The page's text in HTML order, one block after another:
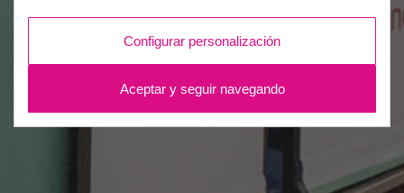
Configurar personalización
Aceptar y seguir navegando